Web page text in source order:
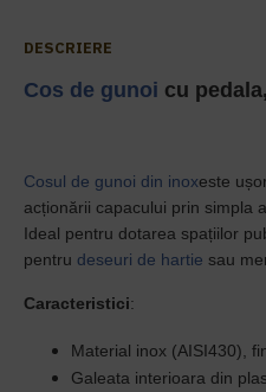
DESCRIERE
Cos de gunoi cu
Cosul de gunoi din inoxeste u
acționării capacului prin simpla
Ideal pentru dotarea spațiilor
pentru deseuri de hartie sau
Caracteristici:
Material inox (AISI430),
Galeata interioara din